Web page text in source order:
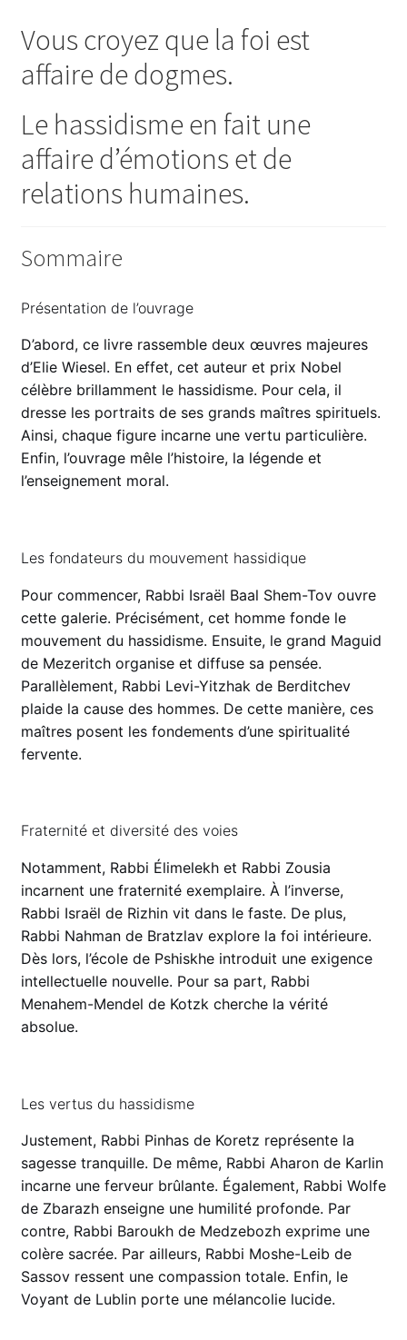
Vous croyez que la foi est
affaire de dogmes.
Le hassidisme en fait une
affaire d’émotions et de
relations humaines.
Sommaire
Présentation de l’ouvrage
D’abord, ce livre rassemble deux œuvres majeures
d’Elie Wiesel. En effet, cet auteur et prix Nobel
célèbre brillamment le hassidisme. Pour cela, il
dresse les portraits de ses grands maîtres spirituels.
Ainsi, chaque figure incarne une vertu particulière.
Enfin, l’ouvrage mêle l’histoire, la légende et
l’enseignement moral.
Les fondateurs du mouvement hassidique
Pour commencer, Rabbi Israël Baal Shem-Tov ouvre
cette galerie. Précisément, cet homme fonde le
mouvement du hassidisme. Ensuite, le grand Maguid
de Mezeritch organise et diffuse sa pensée.
Parallèlement, Rabbi Levi-Yitzhak de Berditchev
plaide la cause des hommes. De cette manière, ces
maîtres posent les fondements d’une spiritualité
fervente.
Fraternité et diversité des voies
Notamment, Rabbi Élimelekh et Rabbi Zousia
incarnent une fraternité exemplaire. À l’inverse,
Rabbi Israël de Rizhin vit dans le faste. De plus,
Rabbi Nahman de Bratzlav explore la foi intérieure.
Dès lors, l’école de Pshiskhe introduit une exigence
intellectuelle nouvelle. Pour sa part, Rabbi
Menahem-Mendel de Kotzk cherche la vérité
absolue.
Les vertus du hassidisme
Justement, Rabbi Pinhas de Koretz représente la
sagesse tranquille. De même, Rabbi Aharon de Karlin
incarne une ferveur brûlante. Également, Rabbi Wolfe
de Zbarazh enseigne une humilité profonde. Par
contre, Rabbi Baroukh de Medzebozh exprime une
colère sacrée. Par ailleurs, Rabbi Moshe-Leib de
Sassov ressent une compassion totale. Enfin, le
Voyant de Lublin porte une mélancolie lucide.